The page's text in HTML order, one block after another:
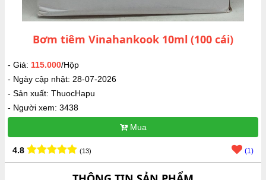
Bơm tiêm Vinahankook 10ml (100 cái)
- Giá: 115.000/Hộp
- Ngày cập nhật: 28-07-2026
- Sản xuất: ThuocHapu
- Người xem: 3438
Mua
4.8 (13) (1)